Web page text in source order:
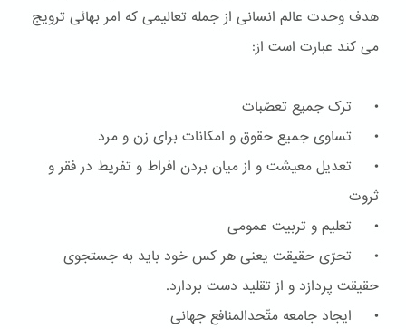
هدف وحدت عالم انسانی از جمله تعالیمی که امر بهائی ترویج
می کند عبارت است از:
• ترک جمیع تعصّبات
• تساوی جمیع حقوق و امکانات برای زن و مرد
• تعدیل معیشت و از میان بردن افراط و تفریط در فقر و
ثروت
• تعلیم و تربیت عمومی
• تحرّی حقیقت یعنی هر کس خود باید به جستجوی
حقیقت پردازد و از تقلید دست بردارد.
• ایجاد جامعه متّحدالمنافع جهانی